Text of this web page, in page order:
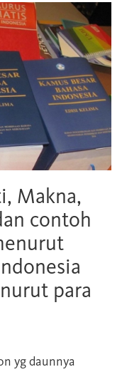
Makna,
contoh
para
yg daunnya